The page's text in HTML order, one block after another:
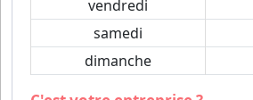
vendredi
samedi
dimanche